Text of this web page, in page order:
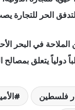
الحر
الملاحة في البحر
دولياً يتعلق
فلسطين